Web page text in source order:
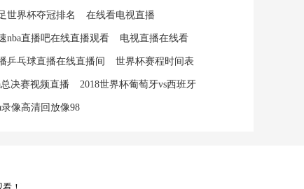
世界杯夺冠排名 在线看电视直播
nba直播吧在线直播观看 电视直播在线看
乒乓球直播在线直播间 世界杯赛程时间表
总决赛视频直播 2018世界杯葡萄牙vs西班牙
录像高清回放像98